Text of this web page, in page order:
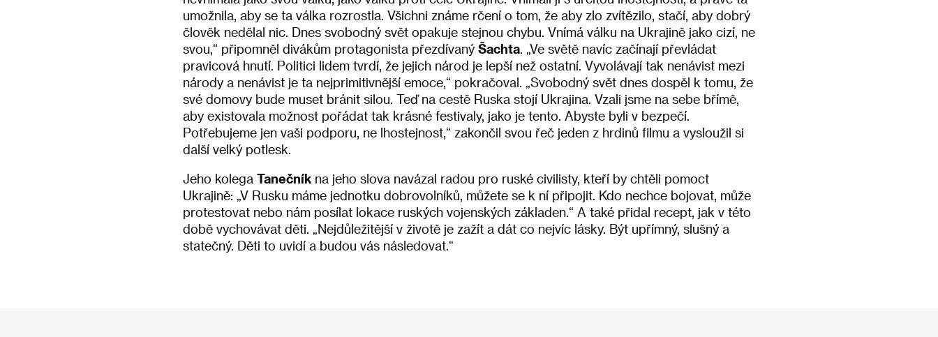
umožnila, aby se ta válka rozrostla. Všichni známe rčení o tom, že aby zlo zvítězilo, stačí, aby dobrý
člověk nedělal nic. Dnes svobodný svět opakuje stejnou chybu. Vnímá válku na Ukrajině jako cizí, ne
svou,“ připomněl divákům protagonista přezdívaný Šachta . „Ve světě navíc začínají převládat
pravicová hnutí. Politici lidem tvrdí, že jejich národ je lepší než ostatní. Vyvolávají tak nenávist mezi
národy a nenávist je ta nejprimitivnější emoce,“ pokračoval. „Svobodný svět dnes dospěl k tomu, že
své domovy bude muset bránit silou. Teď na cestě Ruska stojí Ukrajina. Vzali jsme na sebe břímě,
aby existovala možnost pořádat tak krásné festivaly, jako je tento. Abyste byli v bezpečí.
Potřebujeme jen vaši podporu, ne lhostejnost,“ zakončil svou řeč jeden z hrdinů filmu a vysloužil si
další velký potlesk.
Jeho kolega Tanečník na jeho slova navázal radou pro ruské civilisty, kteří by chtěli pomoct
Ukrajině: „V Rusku máme jednotku dobrovolníků, můžete se k ní připojit. Kdo nechce bojovat, může
protestovat nebo nám posílat lokace ruských vojenských základen.“ A také přidal recept, jak v této
době vychovávat děti. „Nejdůležitější v životě je zažít a dát co nejvíc lásky. Být upřímný, slušný a
statečný. Děti to uvidí a budou vás následovat.“